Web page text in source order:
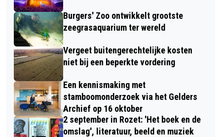
Burgers' Zoo ontwikkelt grootste
zeegrasaquarium ter wereld
Vergeet buitengerechtelijke kosten
niet bij een beperkte vordering
Een kennismaking met
stamboomonderzoek via het Gelders
Archief op 16 oktober
2 september in Rozet: 'Het boek en de
omslag', literatuur, beeld en muziek